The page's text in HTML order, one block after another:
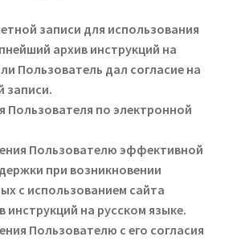
записи для использования
архив инструкций на
Пользователь дал согласие на
записи.
Пользователя по электронной
Пользователю эффективной
при возникновении
с использованием сайта
инструкций на русском языке.
Пользователю с его согласия